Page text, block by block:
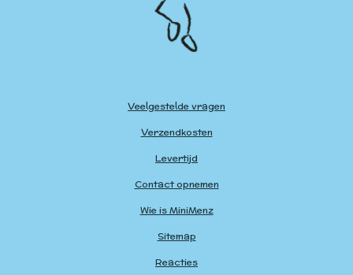
Veelgestelde vragen
Verzendkosten
Levertijd
Contact opnemen
Wie is MiniMenz
Sitemap
Reacties